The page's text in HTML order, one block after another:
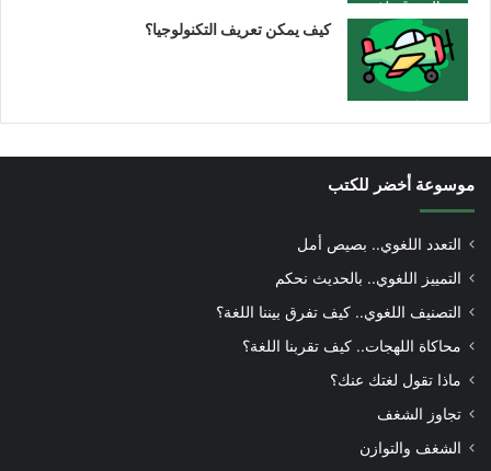
كيف يمكن تعريف التكنولوجيا؟
موسوعة أخضر للكتب
التعدد اللغوي.. بصيص أمل
التمييز اللغوي.. بالحديث نحكم
التصنيف اللغوي.. كيف تفرق بيننا اللغة؟
محاكاة اللهجات.. كيف تقربنا اللغة؟
ماذا تقول لغتك عنك؟
تجاوز الشغف
الشغف والتوازن